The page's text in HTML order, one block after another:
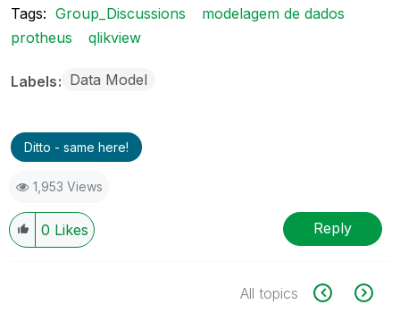
Tags: Group_Discussions
modelagem de dados
protheus
qlikview
Labels Data Model
Ditto - same here!
1,953 Views
0 Likes Reply
All topics